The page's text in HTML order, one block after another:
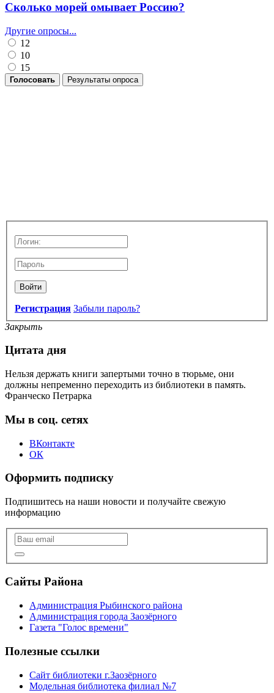
Сколько морей омывает Россию?
Другие опросы...
12
10
15
Голосовать Результаты опроса
Войти
Регистрация Забыли пароль?
Закрыть
Цитата дня
Нельзя держать книги запертыми точно в тюрьме, они
должны непременно переходить из библиотеки в память.
Франческо Петрарка
Мы в соц. сетях
ВКонтакте
ОК
Оформить подписку
Подпишитесь на наши новости и получайте свежую
информацию
Сайты Района
Администрация Рыбинского района
Администрация города Заозёрного
Газета "Голос времени"
Полезные ссылки
Сайт библиотеки г.Заозёрного
Модельная библиотека филиал №7